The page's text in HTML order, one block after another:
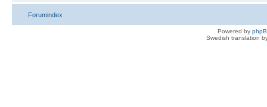
Forumindex
Powered by
Swedish translation